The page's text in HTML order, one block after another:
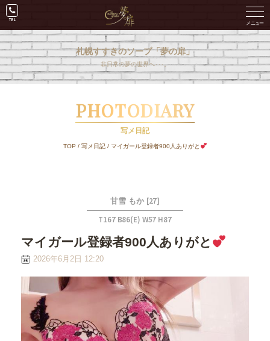
札幌すすきのソープ「夢の扉」
非日常の夢の世界へ･･･。
PHOTODIARY
写メ日記
TOP / 写メ日記/ マイガール登録者900人ありがと
甘雪 もか [27]
T167 B86(E) W57 H87
マイガール登録者900人ありがと
2026年6月2日 12:20